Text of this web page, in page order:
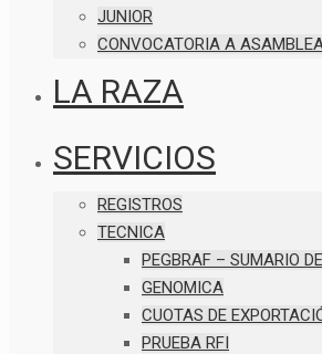
JUNIOR
CONVOCATORIA A
LA RAZA
SERVICIOS
REGISTROS
TECNICA
PEGBRAF – SUMARIO
GENOMICA
CUOTAS DE
PRUEBA RFI